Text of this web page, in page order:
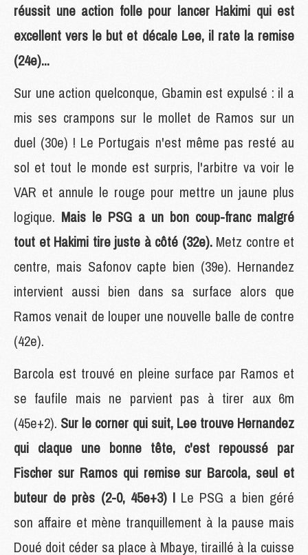
réussit une action folle pour lancer Hakimi qui est
excellent vers le but et décale Lee, il rate la remise
(24e)...
Sur une action quelconque, Gbamin est expulsé : il a
mis ses crampons sur le mollet de Ramos sur un
duel (30e) ! Le Portugais n'est même pas resté au
sol et tout le monde est surpris, l'arbitre va voir le
VAR et annule le rouge pour mettre un jaune plus
logique. Mais le PSG a un bon coup-franc malgré
tout et Hakimi tire juste à côté (32e). Metz contre et
centre, mais Safonov capte bien (39e). Hernandez
intervient aussi bien dans sa surface alors que
Ramos venait de louper une nouvelle balle de contre
(42e).
Barcola est trouvé en pleine surface par Ramos et
se faufile mais ne parvient pas à tirer aux 6m
(45e+2). Sur le corner qui suit, Lee trouve Hernandez
qui claque une bonne tête, c'est repoussé par
Fischer sur Ramos qui remise sur Barcola, seul et
buteur de près (2-0, 45e+3) ! Le PSG a bien géré
son affaire et mène tranquillement à la pause mais
Doué doit céder sa place à Mbaye, tiraillé à la cuisse